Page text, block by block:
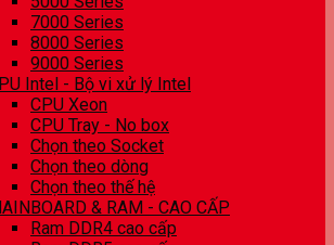
7000 Series
8000 Series
9000 Series
Intel - Bộ vi xử lý Intel
CPU Xeon
CPU Tray - No box
Chọn theo Socket
Chọn theo dòng
Chọn theo thế hệ
& RAM - CAO CẤP
Ram DDR4 cao cấp